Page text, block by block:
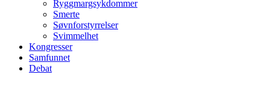
Ryggmargsykdommer
Smerte
Søvnforstyrrelser
Svimmelhet
Kongresser
Samfunnet
Debat